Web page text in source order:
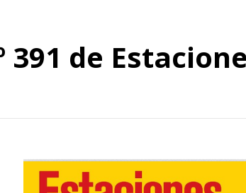
391 de